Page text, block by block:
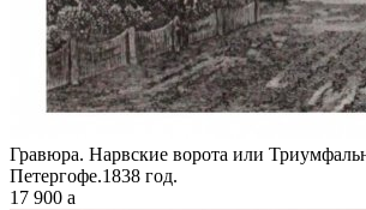
Гравюра. Нарвские ворота или
Петергофе.1838 год.
17 900 a